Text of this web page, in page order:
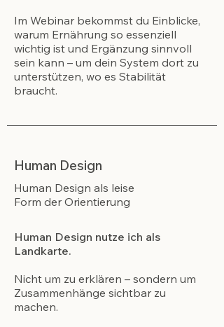
Im Webinar bekommst du Einblicke,
warum Ernährung so essenziell
wichtig ist und Ergänzung sinnvoll
sein kann – um dein System dort zu
unterstützen, wo es Stabilität
braucht.
Human Design
Human Design als leise
Form der Orientierung
Human Design nutze ich als
Landkarte.
Nicht um zu erklären – sondern um
Zusammenhänge sichtbar zu
machen.